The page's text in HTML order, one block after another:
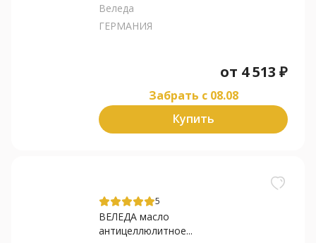
Веледа
ГЕРМАНИЯ
от 4 513 ₽
Забрать c 08.08
Купить
5
ВЕЛЕДА масло
антицеллюлитное...